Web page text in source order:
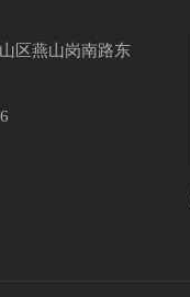
区燕山岗南路东